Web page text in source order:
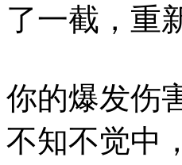
了一截，重
你的爆发伤
不知不觉中